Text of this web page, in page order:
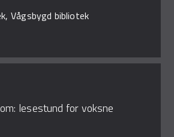
Vågsbygd bibliotek
lesestund for voksne